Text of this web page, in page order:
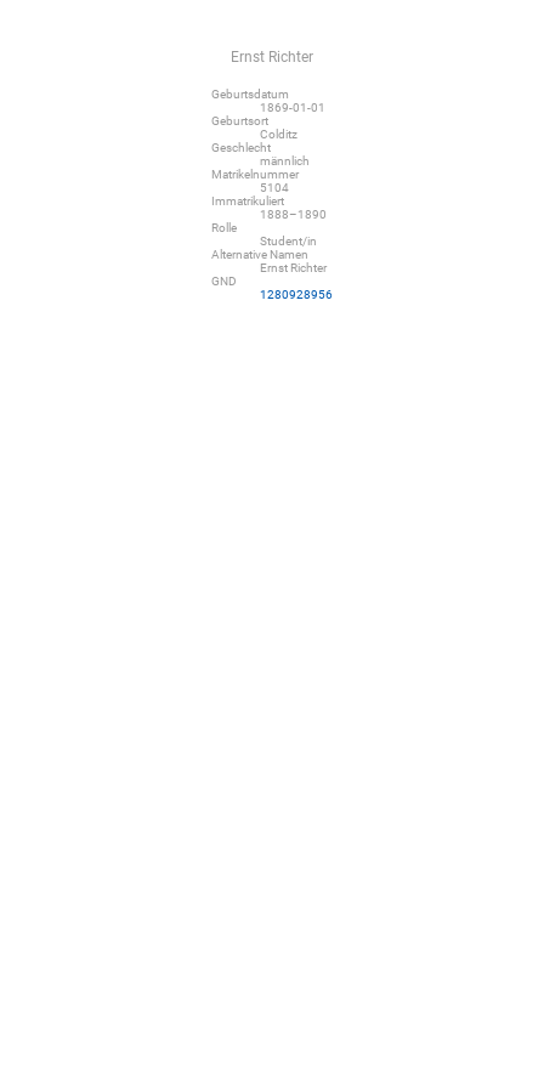
Ernst Richter
Geburtsdatum
1869-01-01
Geburtsort
Colditz
Geschlecht
männlich
Matrikelnummer
5104
Immatrikuliert
1888–1890
Rolle
Student/in
Alternative Namen
Ernst Richter
GND
1280928956